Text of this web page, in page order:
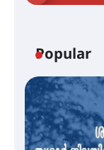
Popular